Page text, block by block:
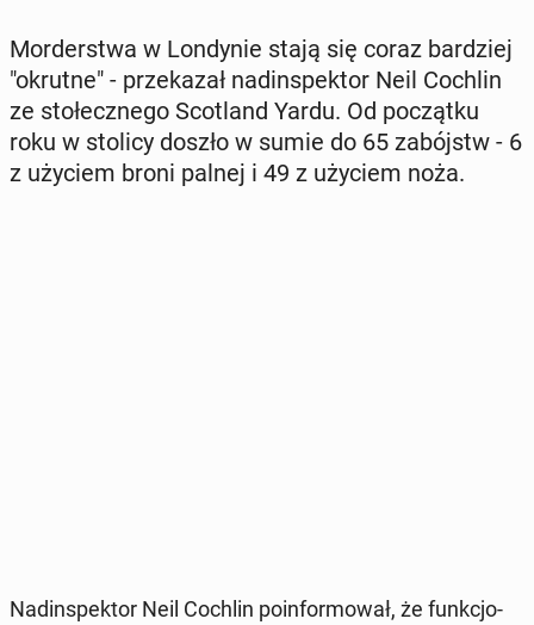
Mor­der­stwa w Lon­dy­nie stają się coraz bar­dziej
"okrutne" - prze­ka­zał nad­in­spek­tor Neil Cochlin
ze sto­łecz­ne­go Sco­tland Yardu. Od po­cząt­ku
roku w stolicy doszło w sumie do 65 za­bójstw - 6
z użyciem broni palnej i 49 z użyciem noża.
Nad­in­spek­tor Neil Cochlin po­in­for­mo­wał, że funk­cjo­